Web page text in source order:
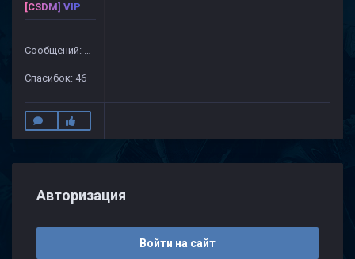
[CSDM] VIP
Сообщений: 499
Спасибок: 46
Авторизация
Войти на сайт